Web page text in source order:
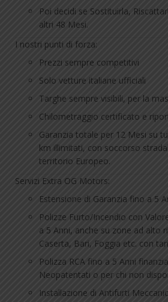
Poi decidi se Sostituirla,
altri 48 Mesi.
I nostri punti di forza:
Prezzi sempre competitivi
Solo vetture italiane ufficiali
Targhe sempre visibili, per la
Chilometraggio certificato e
Garanzia totale per 12 Mesi su
km illimitati, con soccorso
territorio Europeo.
Servizi Extra OG Motors:
Estensione di Garanzia fino a 5
Polizze Furto/Incendio con
a 5 Anni, anche su zone ad alto
Caserta, Bari, Foggia etc. con
Polizza RCA fino a 5 Anni
Neopatentati o per chi non
Installazione di Antifurti